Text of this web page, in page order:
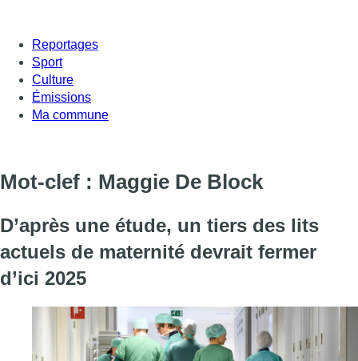
Reportages
Sport
Culture
Émissions
Ma commune
Mot-clef : Maggie De Block
D’après une étude, un tiers des lits
actuels de maternité devrait fermer
d’ici 2025